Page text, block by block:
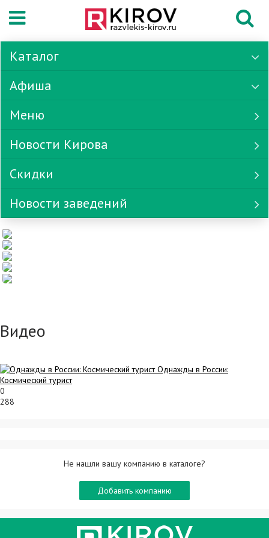
Каталог
Афиша
Меню
Новости Кирова
Скидки
Новости заведений
Видео
Однажды в России:
Космический турист
0
288
Не нашли вашу компанию в каталоге?
Добавить компанию